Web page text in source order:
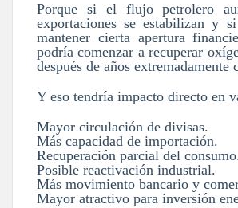
Porque si el flujo petrolero
exportaciones se estabilizan y
mantener cierta apertura
podría comenzar a recuperar
después de años extremadamente
Y eso tendría impacto directo en
Mayor circulación de divisas.
Más capacidad de importación.
Recuperación parcial del
Posible reactivación industrial.
Más movimiento bancario y
Mayor atractivo para inversión